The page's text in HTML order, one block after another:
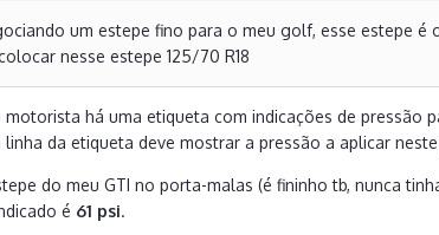
um estepe fino para o meu golf, esse estepe
nesse estepe 125/70 R18
há uma etiqueta com indicações de pressão
da etiqueta deve mostrar a pressão a aplicar
do meu GTI no porta-malas (é fininho tb, nunca
é 61 psi.